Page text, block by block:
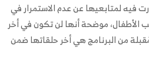
فيه لمتابعيها عن عدم الاستمرار في
الأطفال، موضحة أنها لن تكون في أخر
من البرنامج هي أخر حلقاتها ضمن